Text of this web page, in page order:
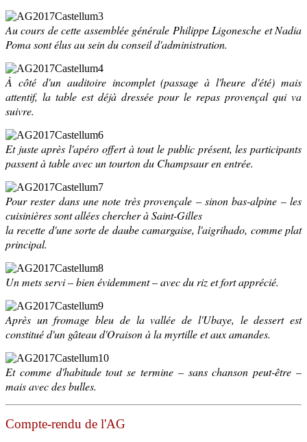
Au cours de cette assemblée générale Philippe Ligonesche et Nadia
Poma sont élus au sein du conseil d'administration.
À côté d'un auditoire incomplet (passage à l'heure d'été) mais
attentif, la table est déjà dressée pour le repas provençal qui va
suivre.
Et juste après l'apéro offert à tout le public présent, les participants
passent à table avec un tourton du Champsaur en entrée.
Pour rester dans une note très provençale – sinon bas-alpine – les
cuisinières sont allées chercher à Saint-Gilles
la recette d'une sorte de daube camargaise, l'aigrihado, comme plat
principal.
Un mets servi – bien évidemment – avec du riz et fort apprécié.
Après un fromage bleu de la vallée de l'Ubaye, le dessert est
constitué d'un gâteau d'Oraison à la myrtille et aux amandes.
Et comme d'habitude tout se termine – sans chanson peut-être –
mais avec des bulles.
Compte-rendu de l'AG